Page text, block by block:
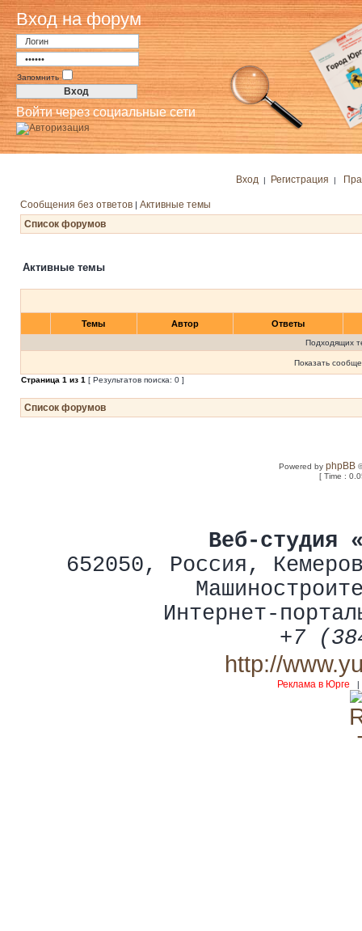
Вход на форум
Запомнить
Войти через социальные сети
Вход | Регистрация |
Сообщения без ответов | Активные темы
Список форумов
Активные темы
Темы Автор Ответы
Подходящих
Показать
Страница 1 из 1 [ Результатов поиска: 0 ]
Список форумов
Powered byphpBB
[ Time :
Веб-студия
652050, Россия ,
Интернет-
+7
http://
Реклама в Юрге